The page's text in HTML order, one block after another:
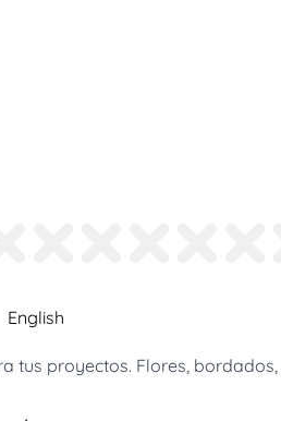
English
tus proyectos. Flores,